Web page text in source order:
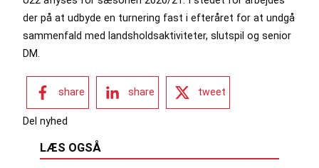
der på at udbyde en turnering fast i efteråret for at undgå
sammenfald med landsholdsaktiviteter, slutspil og senior
DM.
share share tweet
Del nyhed
LÆS OGSÅ